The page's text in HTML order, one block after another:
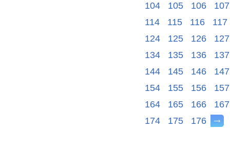
104
105 106
107
114
115 116
117
124
125 126
127
134
135 136
137
144
145 146
147
154
155 156
157
164
165 166
167
174
175 176